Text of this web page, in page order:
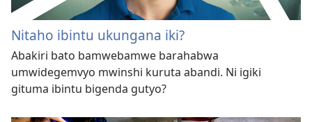
Nitaho ibintu ukungana iki?
Abakiri bato bamwebamwe barahabwa
umwidegemvyo mwinshi kuruta abandi. Ni igiki
gituma ibintu bigenda gutyo?